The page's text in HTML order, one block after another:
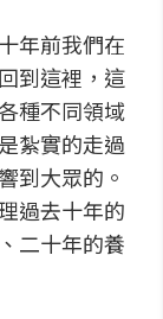
年前我們在
到這裡，這
種不同領域
紮實的走過
到大眾的。
過去十年的
二十年的養